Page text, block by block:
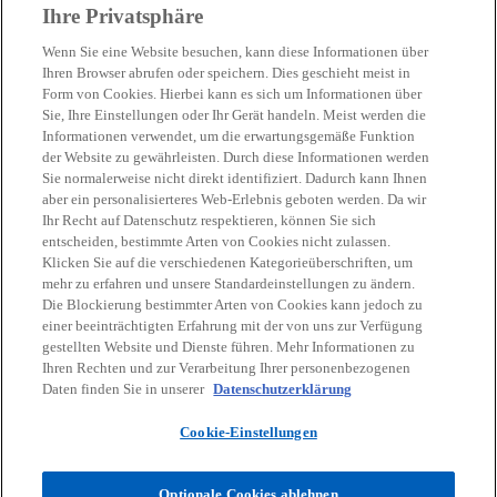
Kontakt
Aktuelles
Karriere
w
i
r
d
e
w
i
r
d
n
e
w
i
r
d
n
e
w
i
r
d
e
w
i
r
e
Rechtliche HinweiseDatenschutz BarrierefreiheitHilfeImpressum
Steuerberatungsgesellschaft, eine österreichische Gesellschaft mit
Organisation unabhängiger Mitgliedsfirmen, die KPMG International
Limited, einer private English company limited by guarantee,
Ihre Privatsphäre
Wenn Sie eine Website besuchen, kann diese Informationen über
Ihren Browser abrufen oder speichern. Dies geschieht meist in
Form von Cookies. Hierbei kann es sich um Informationen über
Sie, Ihre Einstellungen oder Ihr Gerät handeln. Meist werden die
Informationen verwendet, um die erwartungsgemäße Funktion
der Website zu gewährleisten. Durch diese Informationen werden
Sie normalerweise nicht direkt identifiziert. Dadurch kann Ihnen
aber ein personalisierteres Web-Erlebnis geboten werden. Da wir
Ihr Recht auf Datenschutz respektieren, können Sie sich
entscheiden, bestimmte Arten von Cookies nicht zulassen.
Klicken Sie auf die verschiedenen Kategorieüberschriften, um
mehr zu erfahren und unsere Standardeinstellungen zu ändern.
Die Blockierung bestimmter Arten von Cookies kann jedoch zu
einer beeinträchtigten Erfahrung mit der von uns zur Verfügung
gestellten Website und Dienste führen. Mehr Informationen zu
Ihren Rechten und zur Verarbeitung Ihrer personenbezogenen
Daten finden Sie in unserer Datenschutzerklärung
Cookie-Einstellungen